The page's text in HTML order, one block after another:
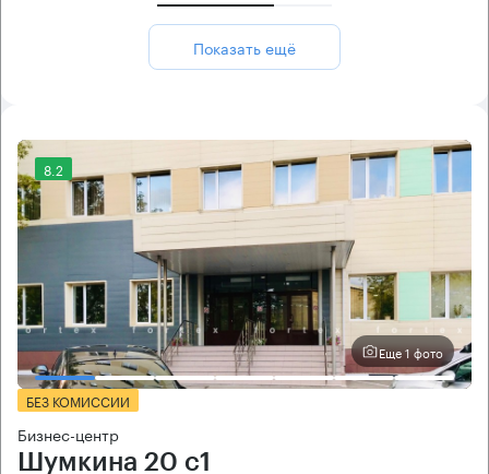
Показать ещё
8.2
Еще 1 фото
БЕЗ КОМИССИИ
Бизнес-центр
Шумкина 20 с1